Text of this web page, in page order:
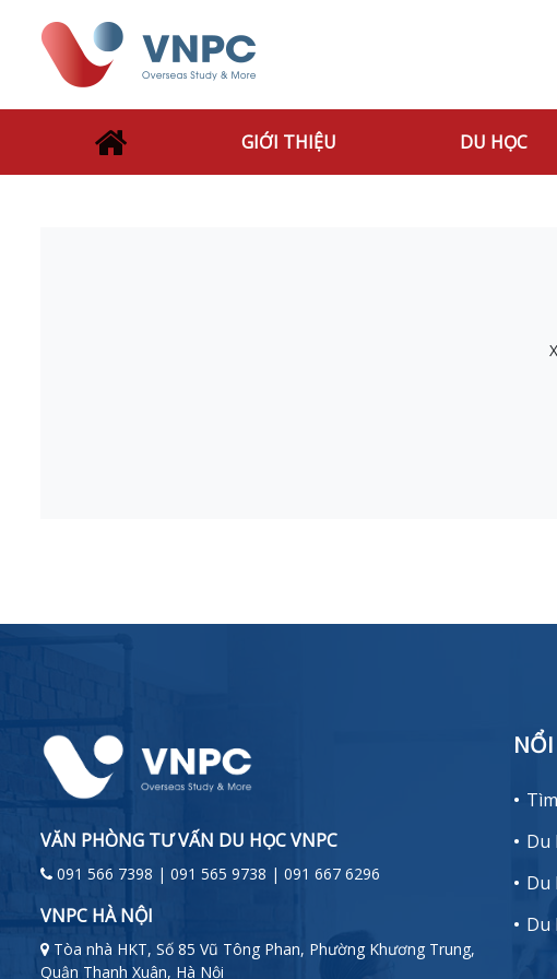
GIỚI THIỆU DU HỌC
VĂN PHÒNG TƯ VẤN DU HỌC VNPC
091 566 7398 | 091 565 9738 | 091 667 6296
VNPC HÀ NỘI
Tòa nhà HKT, Số 85 Vũ Tông Phan, Phường Khương Trung,
Quận Thanh Xuân, Hà Nội
Du
Du
Du